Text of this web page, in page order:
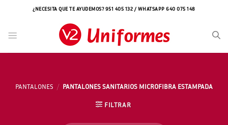
¿NECESITA QUE TE AYUDEMOS? 951 405 132 / WHATSAPP 640 075 148
PANTALONES / PANTALONES SANITARIOS MICROFIBRA ESTAMPADA
FILTRAR